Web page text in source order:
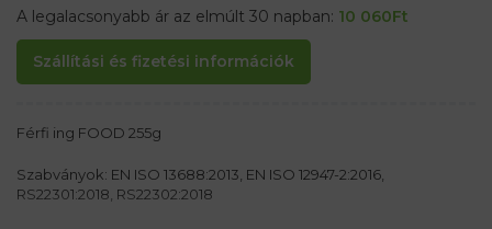
A legalacsonyabb ár az elmúlt 30 napban: 10 060Ft
Szállítási és fizetési információk
Férfi ing FOOD 255g
Szabványok: EN ISO 13688:2013, EN ISO 12947-2:2016,
RS22301:2018, RS22302:2018